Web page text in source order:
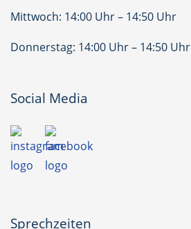
Mittwoch: 14:00 Uhr – 14:50 Uhr
Donnerstag: 14:00 Uhr – 14:50 Uhr
Social Media
Sprechzeiten